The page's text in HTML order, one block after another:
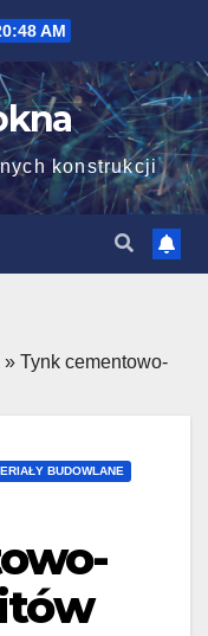
AM
konstrukcji
» Tynk cementowo-
BUDOWLANE